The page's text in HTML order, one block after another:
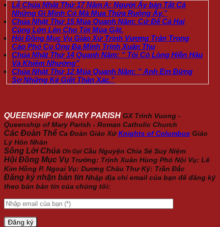
Lễ Chúa Nhật Thứ 17 Năm A: Người Ấy bán Tất Cả
Những Gì Mình Có Mà Mua Thửa Ruộng Ấy.”
Chúa Nhật Thứ 15 Mùa Quanh Năm: Cứ Để Cả Hai
Cùng Lớn Lên Cho Tới Mùa Gặt.
Hội Đồng Mục Vụ Giáo Xứ Trinh Vương Trân Trọng
Cáo Phó Cụ Ông Đa Minh Trịnh Xuân Thu
Chúa Nhật Thứ 14 Quanh Năm: ” Tôi Có Lòng Hiền Hậu
Và Khiêm Nhường”
Chúa Nhật Thứ 12 Mùa Quanh Năm: ” Anh Em Đừng
Sợ Những Kẻ Giết Thân Xác.”
QUEENSHIP OF MARY PARISH GX Trinh Vuong -
Queenship of Mary Parish - Roman Catholic Church
Các Đoàn Thể Ca Đoàn Giáo Xứ Knights of Columbus Giáo
Lý Hôn Nhân
Sống Lời Chúa Ơn Gọi Cầu Nguyện Chia Sẻ Suy Niệm
Hội Đồng Mục Vụ Trưởng: Trịnh Xuân Hùng Phó Nội Vụ: Lê
Kim Hồng P. Ngoại Vụ: Dương Châu Thư Ký: Trần Đắc
Đăng ký nhận bản tin Nhập địa chỉ email của bạn để đăng ký
theo bản bản tin của chúng tôi: